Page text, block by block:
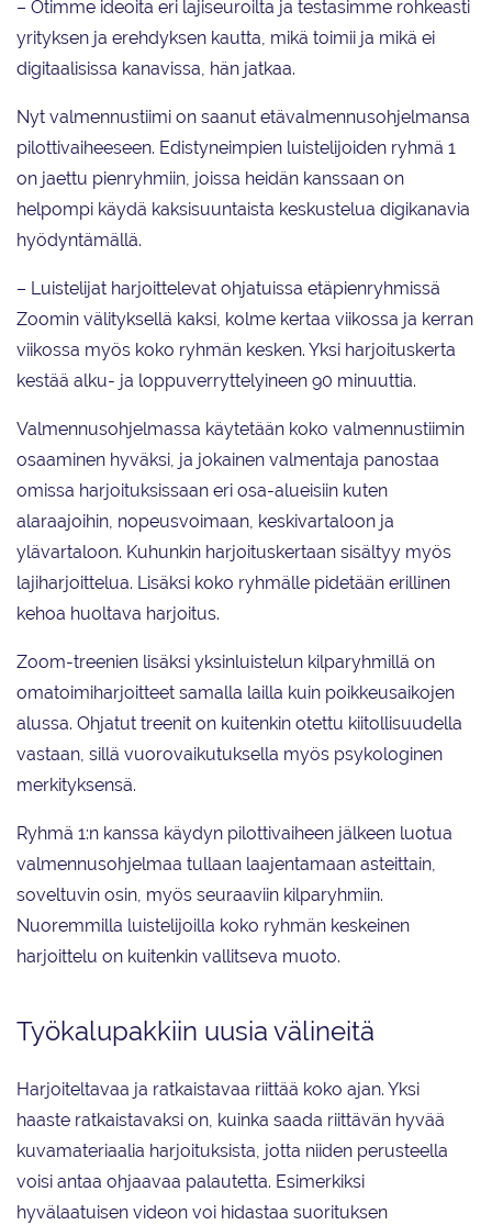
– Otimme ideoita eri lajiseuroilta ja testasimme rohkeasti
yrityksen ja erehdyksen kautta, mikä toimii ja mikä ei
digitaalisissa kanavissa, hän jatkaa.
Nyt valmennustiimi on saanut etävalmennusohjelmansa
pilottivaiheeseen. Edistyneimpien luistelijoiden ryhmä 1
on jaettu pienryhmiin, joissa heidän kanssaan on
helpompi käydä kaksisuuntaista keskustelua digikanavia
hyödyntämällä.
– Luistelijat harjoittelevat ohjatuissa etäpienryhmissä
Zoomin välityksellä kaksi, kolme kertaa viikossa ja kerran
viikossa myös koko ryhmän kesken. Yksi harjoituskerta
kestää alku- ja loppuverryttelyineen 90 minuuttia.
Valmennusohjelmassa käytetään koko valmennustiimin
osaaminen hyväksi, ja jokainen valmentaja panostaa
omissa harjoituksissaan eri osa-alueisiin kuten
alaraajoihin, nopeusvoimaan, keskivartaloon ja
ylävartaloon. Kuhunkin harjoituskertaan sisältyy myös
lajiharjoittelua. Lisäksi koko ryhmälle pidetään erillinen
kehoa huoltava harjoitus.
Zoom-treenien lisäksi yksinluistelun kilparyhmillä on
omatoimiharjoitteet samalla lailla kuin poikkeusaikojen
alussa. Ohjatut treenit on kuitenkin otettu kiitollisuudella
vastaan, sillä vuorovaikutuksella myös psykologinen
merkityksensä.
Ryhmä 1:n kanssa käydyn pilottivaiheen jälkeen luotua
valmennusohjelmaa tullaan laajentamaan asteittain,
soveltuvin osin, myös seuraaviin kilparyhmiin.
Nuoremmilla luistelijoilla koko ryhmän keskeinen
harjoittelu on kuitenkin vallitseva muoto.
Työkalupakkiin uusia välineitä
Harjoiteltavaa ja ratkaistavaa riittää koko ajan. Yksi
haaste ratkaistavaksi on, kuinka saada riittävän hyvää
kuvamateriaalia harjoituksista, jotta niiden perusteella
voisi antaa ohjaavaa palautetta. Esimerkiksi
hyvälaatuisen videon voi hidastaa suorituksen